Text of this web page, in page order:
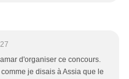
d'organiser ce concours.
je disais à Assia que le